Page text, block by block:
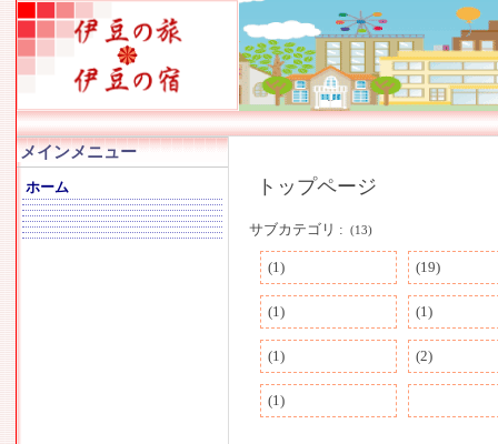
メインメニュー
ホーム トップページ
サブカテゴリ : (13)
(1) (19)
(1) (1)
(1) (2)
(1)